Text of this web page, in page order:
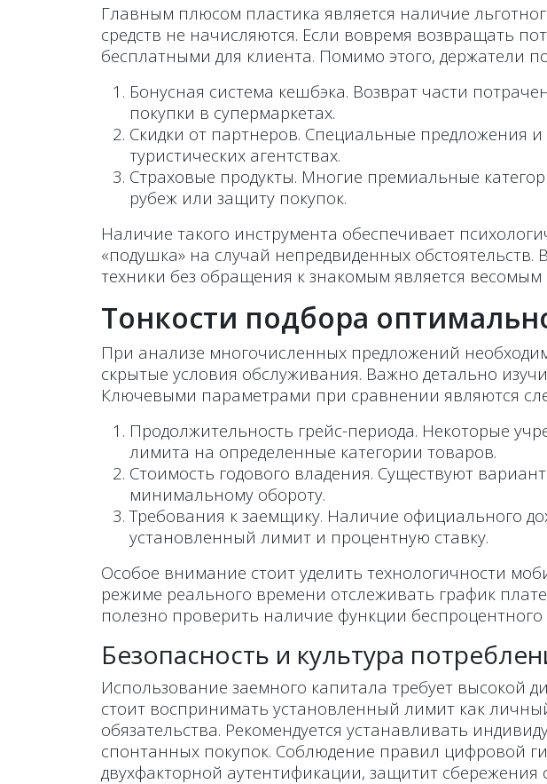
Главным плюсом пластика является наличие
средств не начисляются. Если вовремя возвращать
бесплатными для клиента. Помимо этого, держатели
Бонусная система кешбэка. Возврат части
покупки в супермаркетах.
Скидки от партнеров. Специальные предложения
туристических агентствах.
Страховые продукты. Многие премиальные
рубеж или защиту покупок.
Наличие такого инструмента обеспечивает
«подушка» на случай непредвиденных
техники без обращения к знакомым является
Тонкости подбора
При анализе многочисленных предложений
скрытые условия обслуживания. Важно детально
Ключевыми параметрами при сравнении являются
Продолжительность грейс-периода. Некоторые
лимита на определенные категории товаров.
Стоимость годового владения. Существуют
минимальному обороту.
Требования к заемщику. Наличие официального
установленный лимит и процентную ставку.
Особое внимание стоит уделить технологичности
режиме реального времени отслеживать график
полезно проверить наличие функции
Безопасность и культура
Использование заемного капитала требует высокой
стоит воспринимать установленный лимит как
обязательства. Рекомендуется устанавливать
спонтанных покупок. Соблюдение правил цифровой
двухфакторной аутентификации, защитит